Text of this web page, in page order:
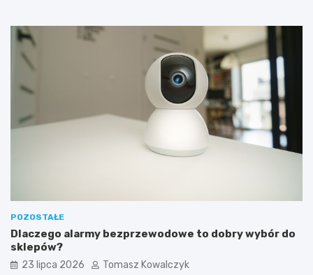
POZOSTAŁE
Dlaczego alarmy bezprzewodowe to dobry wybór do
sklepów?
23 lipca 2026 Tomasz Kowalczyk